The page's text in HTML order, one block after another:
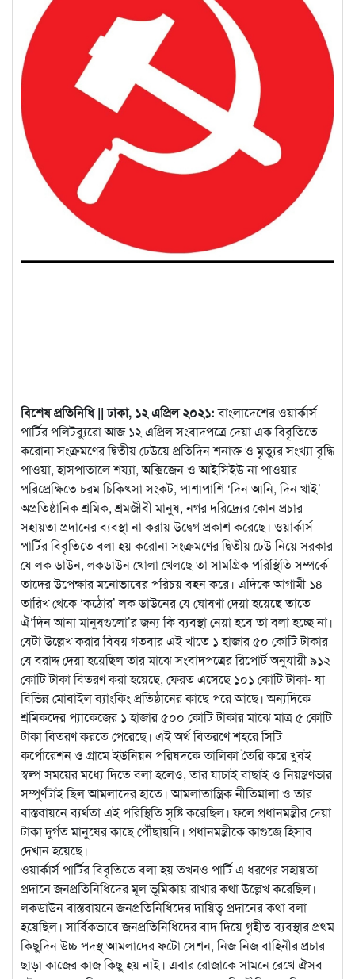
বিশেষ প্রতিনিধি || ঢাকা, ১২ এপ্রিল ২০২১:বাংলাদেশের ওয়ার্কার্স
পার্টির পলিটব্যুরো আজ ১২ এপ্রিল সংবাদপত্রে দেয়া এক বিবৃতিতে
করোনা সংক্রমণের দ্বিতীয় ঢেউয়ে প্রতিদিন শনাক্ত ও মৃত্যুর সংখ্যা বৃদ্ধি
পাওয়া, হাসপাতালে শয্যা, অক্সিজেন ওআইসিইউ না পাওয়ার
পরিপ্রেক্ষিতে চরম চিকিৎসা সংকট, পাশাপাশি ‘দিন আনি, দিন খাই’
অপ্রতিষ্ঠানিক শ্রমিক, শ্রমজীবী মানুষ, নগর দরিদ্র্যের কোন প্রচার
সহায়তা প্রদানের ব্যবস্থা না করায় উদ্বেগ প্রকাশ করেছে। ওয়ার্কার্স
পার্টির বিবৃতিতে বলা হয় করোনা সংক্রমণের দ্বিতীয় ঢেউ নিয়ে সরকার
যে লক ডাউন, লকডাউন খোলা খেলছে তা সামগ্রিক পরিস্থিতি সম্পর্কে
তাদের উপেক্ষার মনোভাবের পরিচয় বহন করে। এদিকে আগামী ১৪
তারিখ থেকে ‘কঠোর’ লক ডাউনের যে ঘোষণা দেয়া হয়েছে তাতে
ঐ‘দিন আনা মানুষগুলো’র জন্য কি ব্যবস্থা নেয়া হবে তা বলা হচ্ছে না।
যেটা উল্লেখ করার বিষয় গতবার এই খাতে ১ হাজার ৫০ কোটি টাকার
যে বরাদ্দ দেয়া হয়েছিল তার মাঝে সংবাদপত্রের রিপোর্ট অনুযায়ী ৯১২
কোটি টাকা বিতরণ করা হয়েছে, ফেরত এসেছে ১০১ কোটি টাকা- যা
বিভিন্ন মোবাইল ব্যাংকিং প্রতিষ্ঠানের কাছে পরে আছে। অন্যদিকে
শ্রমিকদের প্যাকেজের ১ হাজার ৫০০ কোটি টাকার মাঝে মাত্র ৫ কোটি
টাকা বিতরণ করতে পেরেছে। এই অর্থ বিতরণে শহরে সিটি
কর্পোরেশন ও গ্রামে ইউনিয়ন পরিষদকে তালিকা তৈরি করে খুবই
স্বল্প সময়ের মধ্যে দিতে বলা হলেও, তার যাচাই বাছাই ও নিয়ন্ত্রণভার
সম্পূর্ণটাই ছিল আমলাদের হাতে। আমলাতান্ত্রিক নীতিমালা ও তার
বাস্তবায়নে ব্যর্থতা এই পরিস্থিতি সৃষ্টি করেছিল। ফলে প্রধানমন্ত্রীর দেয়া
টাকা দুর্গত মানুষের কাছে পৌঁছায়নি। প্রধানমন্ত্রীকে কাগুজে হিসাব
দেখান হয়েছে।
ওয়ার্কার্স পার্টির বিবৃতিতে বলা হয় তখনও পার্টি এ ধরণের সহায়তা
প্রদানে জনপ্রতিনিধিদের মূল ভূমিকায় রাখার কথা উল্লেখ করেছিল।
লকডাউন বাস্তবায়নে জনপ্রতিনিধিদের দায়িত্ব প্রদানের কথা বলা
হয়েছিল। সার্বিকভাবে জনপ্রতিনিধিদের বাদ দিয়ে গৃহীত ব্যবস্থার প্রথম
কিছুদিন উচ্চ পদস্থ আমলাদের ফটো সেশন, নিজ নিজ বাহিনীর প্রচার
ছাড়া কাজের কাজ কিছু হয় নাই। এবার রোজাকে সামনে রেখে ঐসব